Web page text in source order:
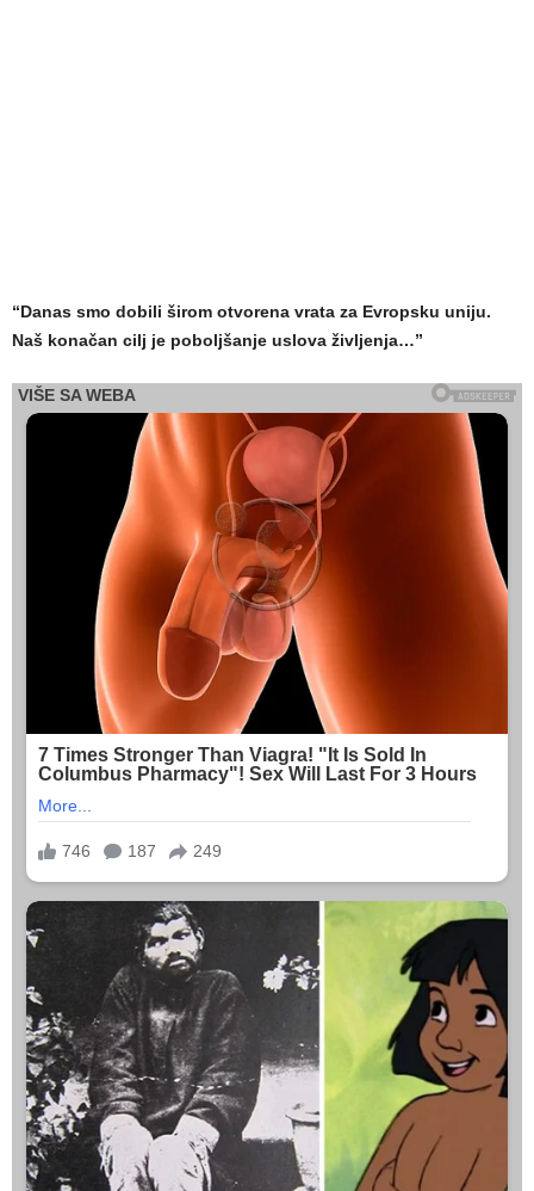
“Danas smo dobili širom otvorena vrata za Evropsku uniju.
Naš konačan cilj je poboljšanje uslova življenja…”